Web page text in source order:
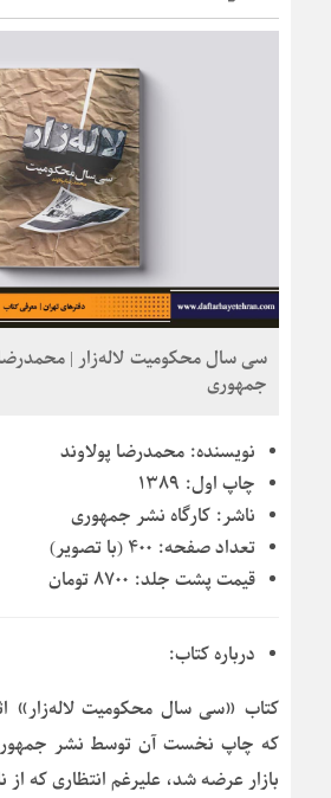
سی سال محکومیت لاله‌زار | محمدرضا
جمهوری
نویسنده: محمدرضا پولاوند
چاپ اول:
ناشر: کارگاه نشر جمهوری
تعداد صفحه:
قیمت پشت جلد:
درباره کتاب:
کتاب «سی سال محکومیت لاله‌زار»
بازار عرضه شد، علیرغم انتظاری که